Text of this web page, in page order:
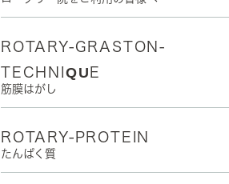
ROTARY-GRASTON-
TECHNIQUE
筋膜はがし
ROTARY-PROTEIN
たんぱく質